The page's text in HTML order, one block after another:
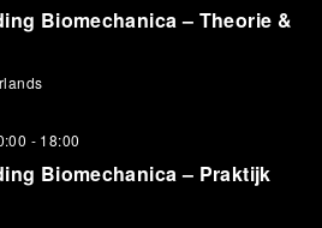
Biomechanica – Theorie &
- 18:00
Biomechanica – Praktijk